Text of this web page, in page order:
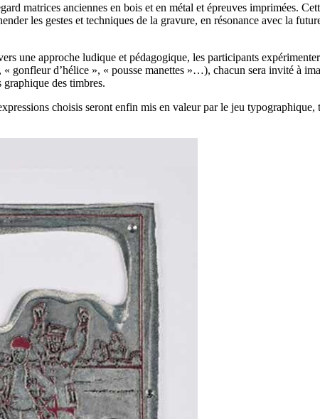
matrices anciennes en bois et en métal et épreuves imprimées.
les gestes et techniques de la gravure, en résonance avec la
une approche ludique et pédagogique, les participants
gonfleur d’hélice », « pousse manettes »…), chacun sera invité à
des timbres.
choisis seront enfin mis en valeur par le jeu typographique,